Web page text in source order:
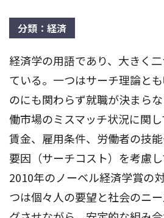
分類：経済
経済学の用語であり、大きく
ている。一つはサーチ理論と
のにも関わらず就職が決まら
働市場のミスマッチ状況に関
賃金、雇用条件、労働者の技
要因（サーチコスト）を考慮し
2010年のノーベル経済学賞の
つは個々人の要望と社会のニ